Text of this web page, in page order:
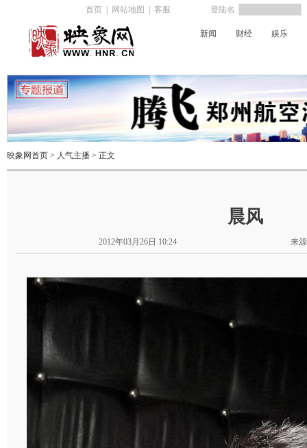
首页 网站地图 客服 登陆名
新闻 财经 娱乐
映象网首页 > 人气主播 > 正文
晨风
2012年03月26日 10:24 来